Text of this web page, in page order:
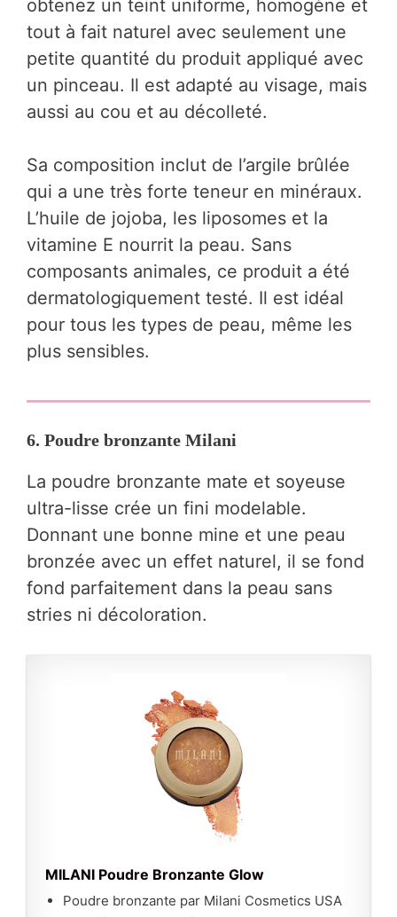
obtenez un teint uniforme, homogène et
tout à fait naturel avec seulement une
petite quantité du produit appliqué avec
un pinceau. Il est adapté au visage, mais
aussi au cou et au décolleté.
Sa composition inclut de l’argile brûlée
qui a une très forte teneur en minéraux.
L’huile de jojoba, les liposomes et la
vitamine E nourrit la peau. Sans
composants animales, ce produit a été
dermatologiquement testé. Il est idéal
pour tous les types de peau, même les
plus sensibles.
6. Poudre bronzante Milani
La poudre bronzante mate et soyeuse
ultra-lisse crée un fini modelable.
Donnant une bonne mine et une peau
bronzée avec un effet naturel, il se fond
fond parfaitement dans la peau sans
stries ni décoloration.
MILANI Poudre Bronzante Glow
Poudre bronzante par Milani Cosmetics USA